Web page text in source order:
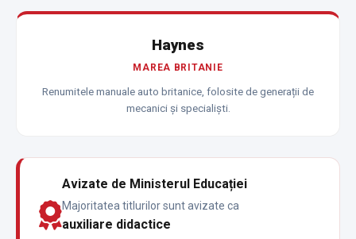
Haynes
MAREA BRITANIE
Renumitele manuale auto britanice, folosite de generații de
mecanici și specialiști.
Avizate de Ministerul Educației
Majoritatea titlurilor sunt avizate ca
auxiliare didactice